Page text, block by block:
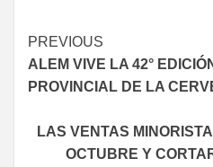
PREVIOUS
ALEM VIVE LA 42°
PROVINCIAL DE LA
LAS VENTAS
OCTUBRE Y